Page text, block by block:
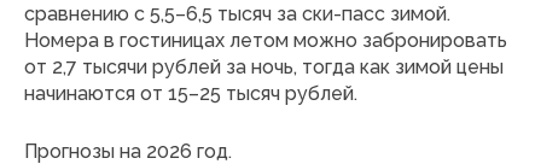
сравнению с 5,5–6,5 тысяч за ски-пасс зимой.
Номера в гостиницах летом можно забронировать
от 2,7 тысячи рублей за ночь, тогда как зимой цены
начинаются от 15–25 тысяч рублей.
Прогнозы на 2026 год.